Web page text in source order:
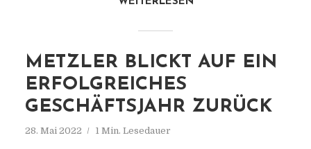
METZLER BLICKT AUF EIN
ERFOLGREICHES
GESCHÄFTSJAHR ZURÜCK
28. Mai 2022 1 Min. Lesedauer